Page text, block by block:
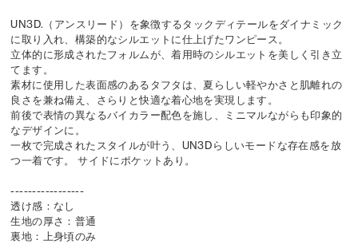
UN3D.（アンスリード）を象徴するタックディテールをダイナミック
に取り入れ、構築的なシルエットに仕上げたワンピース。
立体的に形成されたフォルムが、着用時のシルエットを美しく引き立
てます。
素材に使用した表面感のあるタフタは、夏らしい軽やかさと肌離れの
良さを兼ね備え、さらりと快適な着心地を実現します。
前後で表情の異なるバイカラー配色を施し、ミニマルながらも印象的
なデザインに。
一枚で完成されたスタイルが叶う、UN3Dらしいモードな存在感を放
つ一着です。 サイドにポケットあり。
-----------------
透け感：なし
生地の厚さ：普通
裏地：上身頃のみ